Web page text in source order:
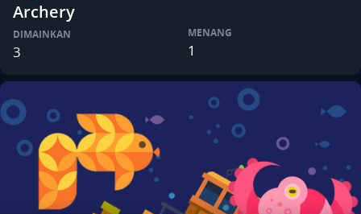
Archery
DIMAINKAN
3
MENANG
1